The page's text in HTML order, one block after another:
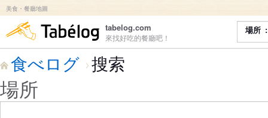
美食・餐廳地圖
食べログ
tabelog.com
來找好吃的餐廳吧！
場所
食べログ 搜索
場所